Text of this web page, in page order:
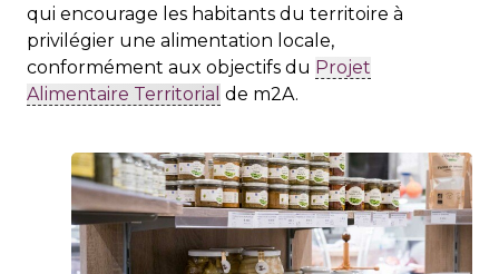
qui encourage les habitants du territoire à
privilégier une alimentation locale,
conformément aux objectifs du Projet
Alimentaire Territorial de m2A.